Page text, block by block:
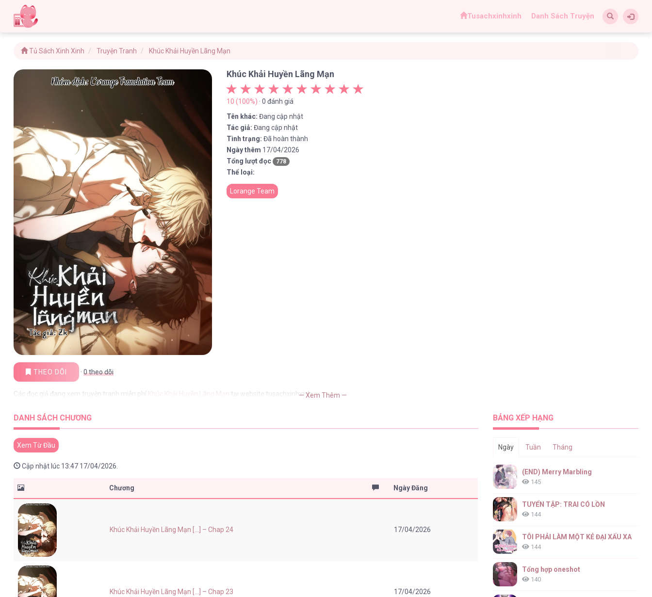
Tusachxinhxinh Danh Sách Truyện
Tủ Sách Xinh Xinh Truyện Tranh Khúc Khải Huyền Lãng Mạn
Khúc Khải Huyền Lãng Mạn
10 (100%) · 0 đánh giá
Tên khác: Đang cập nhật
Tác giả: Đang cập nhật
Tình trạng: Đã hoàn thành
Ngày thêm 17/04/2026
Tổng lượt đọc
778
Thể loại:
Lorange Team
THEO DÕI ·0theo dõi
Các đọc giả đang xem truyện tranh miễn phí Khúc Khải Huyền Lãng Mạn tại website tusachxinhxinh— Xem Thêm —
DANH SÁCH CHƯƠNG
Xem Từ Đầu
Cập nhật lúc 13:47 17/04/2026.
Chương Ngày Đăng
Khúc Khải Huyền Lãng Mạn [...] – Chap 24 17/04/2026
Khúc Khải Huyền Lãng Mạn [...] – Chap 23 17/04/2026
BẢNG XẾP HẠNG
Ngày Tuần Tháng
(END) Merry Marbling
145
TUYỂN TẬP: TRAI CÓ LỒN
144
TÔI PHẢI LÀM MỘT KẺ ĐẠI XẤU XA
144
Tổng hợp oneshot
140